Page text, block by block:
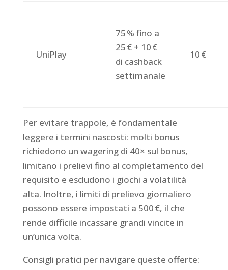
UniPlay
75 % fino a
25 € + 10 €
di cashback
settimanale
10 €
Per evitare trappole, è fondamentale
leggere i termini nascosti: molti bonus
richiedono un wagering di 40× sul bonus,
limitano i prelievi fino al completamento del
requisito e escludono i giochi a volatilità
alta. Inoltre, i limiti di prelievo giornaliero
possono essere impostati a 500 €, il che
rende difficile incassare grandi vincite in
un’unica volta.
Consigli pratici per navigare queste offerte: